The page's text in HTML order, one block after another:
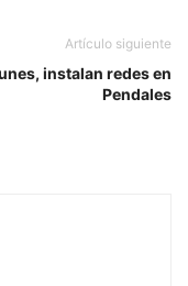
Artículo siguiente
instalan redes en
Pendales